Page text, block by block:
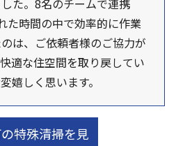
た。8名のチームで連携
た時間の中で効率的に作業
は、ご依頼者様のご協力が
適な住空間を取り戻してい
嬉しく思います。
特殊清掃を見